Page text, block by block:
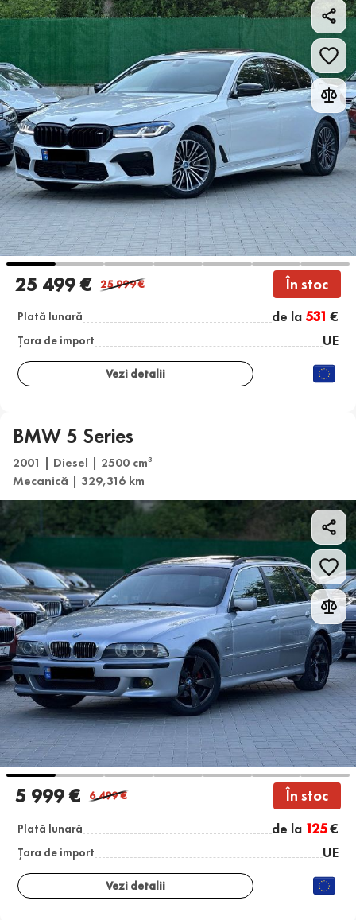
25 499 € 25 999€ În stoc
Plată lunară de la 531 €
Țara de import UE
Vezi detalii
BMW 5 Series
2001 | Diesel | 2500 cm3
Mecanică | 329,316 km
5 999 € 6 499€ În stoc
Plată lunară de la 125€
Țara de import UE
Vezi detalii